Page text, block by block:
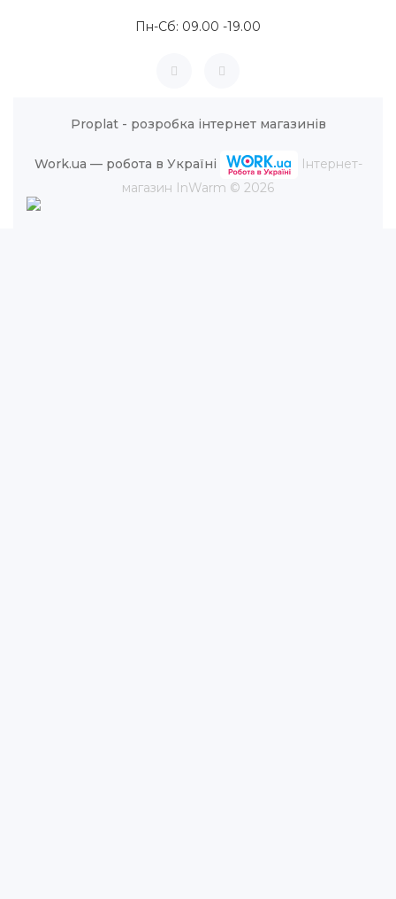
Пн-Сб: 09.00 -19.00
Proplat - розробка інтернет магазинів
Work.ua — робота в Україні
Інтернет-
магазин InWarm © 2026